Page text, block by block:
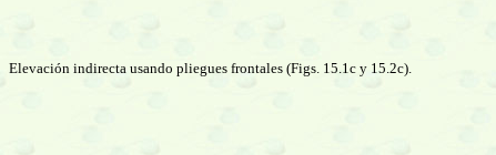
Elevación indirecta usando pliegues frontales (Figs. 15.1c y 15.2c).